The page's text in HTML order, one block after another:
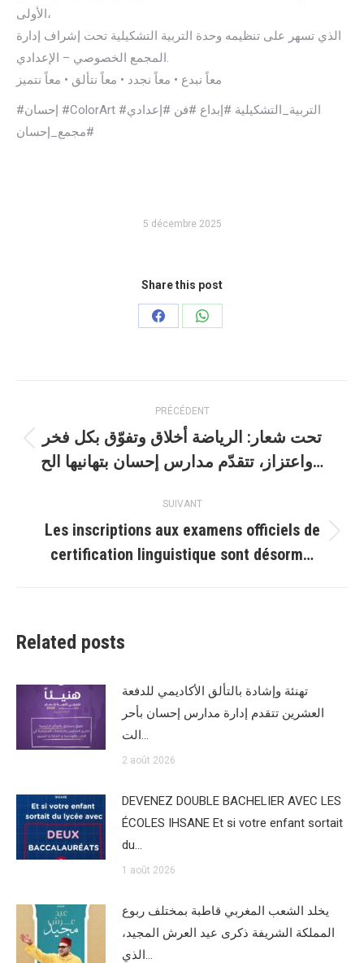
الأولى،
الذي تسهر على تنظيمه وحدة التربية التشكيلية تحت إشراف إدارة
المجمع الخصوصي – الإعدادي.
معاً نبدع • معاً نجدد • معاً نتألق • معاً نتميز
#إحسان #ColorArt #التربية_التشكيلية #إبداع #فن #إعدادي
#مجمع_إحسان
5 décembre 2025
Share this post
PartagerPartager
article
PRÉCÉDENT
Article
précédent
تحت شعار: الرياضة أخلاق وتفوّق بكل فخر
واعتزاز، تتقدّم مدارس إحسان بتهانيها الح…
SUIVANT
Article
suivant
Les inscriptions aux examens officiels de
certification linguistique sont désorm…
Related posts
تهنئة وإشادة بالتألق الأكاديمي للدفعة
العشرين تتقدم إدارة مدارس إحسان بأحر
الت…
2 août 2026
DEVENEZ DOUBLE BACHELIER AVEC LES
ÉCOLES IHSANE Et si votre enfant sortait
du…
1 août 2026
يخلد الشعب المغربي قاطبة بمختلف ربوع
المملكة الشريفة ذكرى عيد العرش المجيد،
الذي…